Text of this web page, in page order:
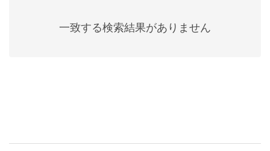
一致する検索結果がありません